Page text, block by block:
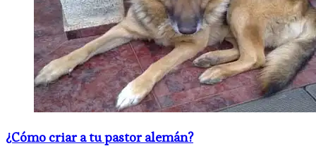
¿Cómo criar a tu pastor alemán?